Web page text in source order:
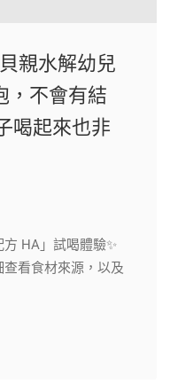
親水解幼兒
，不會有結
喝起來也非
方 HA」試喝體驗✨
看食材來源，以及